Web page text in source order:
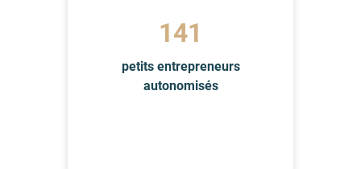
141
petits entrepreneurs
autonomisés